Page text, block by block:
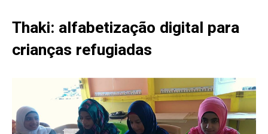
Thaki: alfabetização digital para
crianças refugiadas